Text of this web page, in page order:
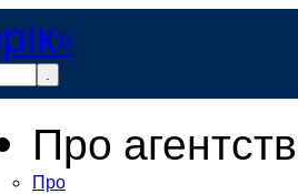
.
Про
Про